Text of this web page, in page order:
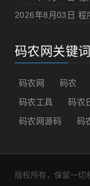
码农网关键词
码农网 码农
码农工具
码农
码农网源码
码
版权所有，保留一